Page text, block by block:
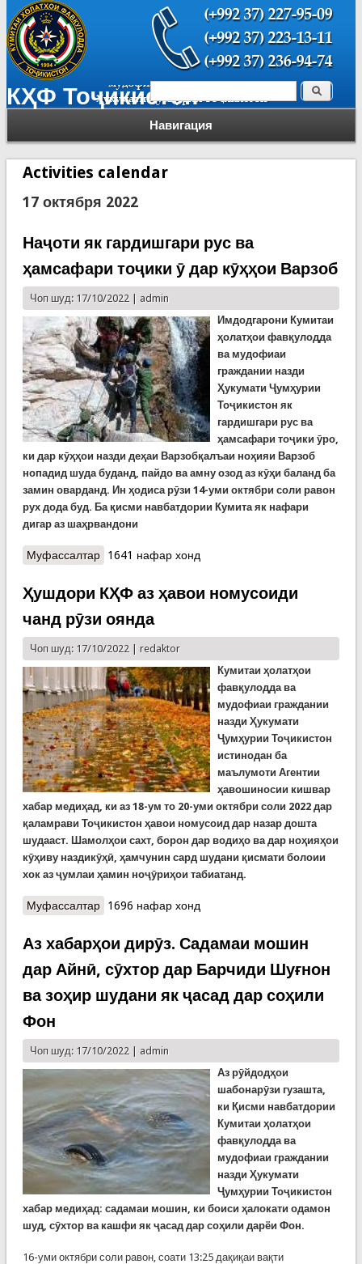
КҲФ Тоҷикистон
Навигация
Форма поиска Поиск
Activities calendar
17 октября 2022
Наҷоти як гардишгари рус ва
ҳамсафари тоҷики ӯ дар кӯҳҳои Варзоб
Чоп шуд: 17/10/2022 | admin
Имдодгарони Кумитаи
ҳолатҳои фавқулодда
ва мудофиаи
граждании назди
Ҳукумати Ҷумҳурии
Тоҷикистон як
гардишгари рус ва
ҳамсафари тоҷики ӯро,
ки дар кӯҳҳои назди деҳаи Варзобқалъаи ноҳияи Варзоб
нопадид шуда буданд, пайдо ва амну озод аз кӯҳи баланд ба
замин оварданд. Ин ҳодиса рӯзи 14-уми октябри соли равон
рух дода буд. Ба қисми навбатдории Кумита як нафари
дигар аз шаҳрвандони
Муфассалтаро Наҷоти як гардишгари рус ва ҳамсафари
1641 нафар хонд
Ҳушдори КҲФ аз ҳавои номусоиди
чанд рӯзи оянда
Чоп шуд: 17/10/2022 | redaktor
Кумитаи ҳолатҳои
фавқулодда ва
мудофиаи граждании
назди Ҳукумати
Ҷумҳурии Тоҷикистон
истинодан ба
маълумоти Агентии
ҳавошиносии кишвар
хабар медиҳад, ки аз 18-ум то 20-уми октябри соли 2022 дар
қаламрави Тоҷикистон ҳавои номусоид дар назар дошта
шудааст. Шамолҳои сахт, борон дар водиҳо ва дар ноҳияҳои
кӯҳиву наздикӯҳӣ, ҳамчунин сард шудани қисмати болоии
хок аз ҷумлаи ҳамин ноҷӯриҳои табиатанд.
Муфассалтаро Ҳушдори КҲФ аз ҳавои номусоиди чанд рӯзи
1696 нафар хонд
Аз хабарҳои дирӯз. Садамаи мошин
дар Айнӣ, сӯхтор дар Барчиди Шуғнон
ва зоҳир шудани як ҷасад дар соҳили
Фон
Чоп шуд: 17/10/2022 | admin
Аз рӯйдодҳои
шабонарӯзи гузашта,
ки Қисми навбатдории
Кумитаи ҳолатҳои
фавқулодда ва
мудофиаи граждании
назди Ҳукумати
Ҷумҳурии Тоҷикистон
хабар медиҳад: садамаи мошин, ки боиси ҳалокати одамон
шуд, сӯхтор ва кашфи як ҷасад дар соҳили дарёи Фон.
16-уми октябри соли равон, соати 13:25 дақиқаи вақти